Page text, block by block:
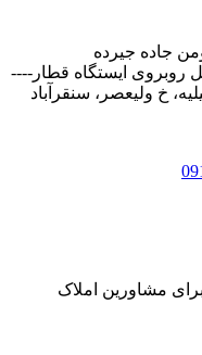
جاده جیرده
روبروی ایستگاه قطار----
مشاورین املاک